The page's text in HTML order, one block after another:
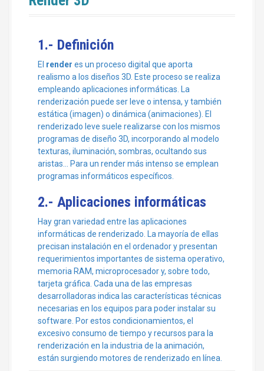
1.- Definición
El render es un proceso digital que aporta
realismo a los diseños 3D. Este proceso se realiza
empleando aplicaciones informáticas. La
renderización puede ser leve o intensa, y también
estática (imagen) o dinámica (animaciones). El
renderizado leve suele realizarse con los mismos
programas de diseño 3D, incorporando al modelo
texturas, iluminación, sombras, ocultando sus
aristas… Para un render más intenso se emplean
programas informáticos específicos.
2.- Aplicaciones informáticas
Hay gran variedad entre las aplicaciones
informáticas de renderizado. La mayoría de ellas
precisan instalación en el ordenador y presentan
requerimientos importantes de sistema operativo,
memoria RAM, microprocesador y, sobre todo,
tarjeta gráfica. Cada una de las empresas
desarrolladoras indica las características técnicas
necesarias en los equipos para poder instalar su
software. Por estos condicionamientos, el
excesivo consumo de tiempo y recursos para la
renderización en la industria de la animación,
están surgiendo motores de renderizado en línea.